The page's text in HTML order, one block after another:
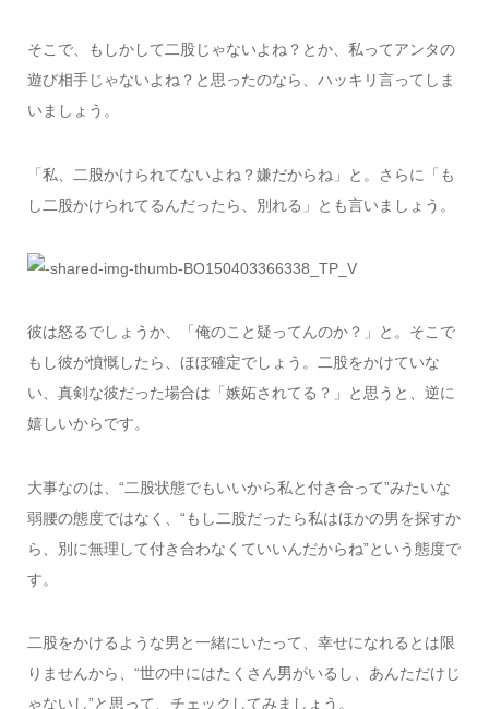
そこで、もしかして二股じゃないよね？とか、私ってアンタの
遊び相手じゃないよね？と思ったのなら、ハッキリ言ってしま
いましょう。
「私、二股かけられてないよね？嫌だからね」と。さらに「も
し二股かけられてるんだったら、別れる」とも言いましょう。
彼は怒るでしょうか、「俺のこと疑ってんのか？」と。そこで
もし彼が憤慨したら、ほぼ確定でしょう。二股をかけていな
い、真剣な彼だった場合は「嫉妬されてる？」と思うと、逆に
嬉しいからです。
大事なのは、“二股状態でもいいから私と付き合って”みたいな
弱腰の態度ではなく、“もし二股だったら私はほかの男を探すか
ら、別に無理して付き合わなくていいんだからね”という態度で
す。
二股をかけるような男と一緒にいたって、幸せになれるとは限
りませんから、“世の中にはたくさん男がいるし、あんただけじ
ゃないし”と思って、チェックしてみましょう。